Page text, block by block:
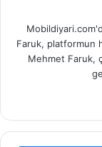
Faruk, platformun
Mehmet Faruk,